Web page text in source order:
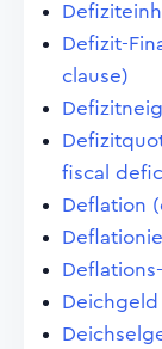
Defizit-
clause)
fiscal
Deflation